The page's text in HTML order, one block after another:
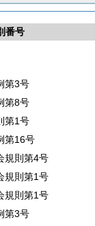
番号
第3号
第8号
第1号
第16号
規則第4号
規則第1号
規則第1号
第3号